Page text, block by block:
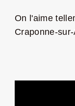
On l'aime
Craponne-